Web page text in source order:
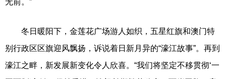
冬日暖阳下，金莲花广场游人如织，五星红旗和澳门特
别行政区区旗迎风飘扬，诉说着日新月异的“濠江故事”。再到
濠江之畔，新发展新变化令人欣喜。“我们将坚定不移贯彻‘一